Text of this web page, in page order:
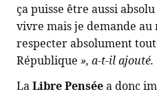
ça puisse être aussi
vivre mais je demande au
respecter absolument
République », a-t-il ajouté.
LaLibre Penséea donc